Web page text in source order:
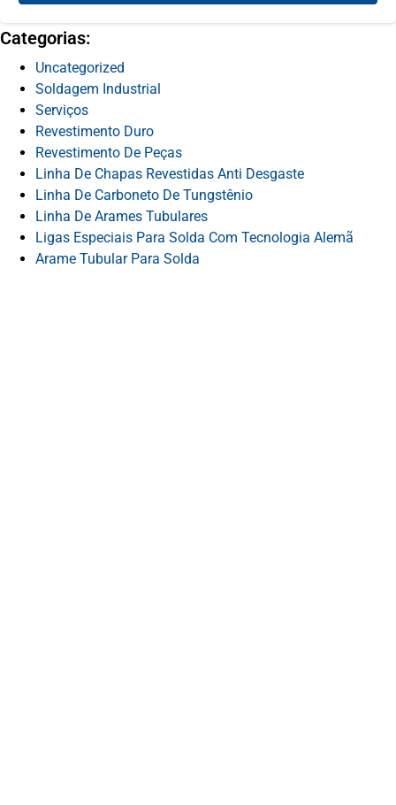
Categorias:
Uncategorized
Soldagem Industrial
Serviços
Revestimento Duro
Revestimento De Peças
Linha De Chapas Revestidas Anti Desgaste
Linha De Carboneto De Tungstênio
Linha De Arames Tubulares
Ligas Especiais Para Solda Com Tecnologia Alemã
Arame Tubular Para Solda